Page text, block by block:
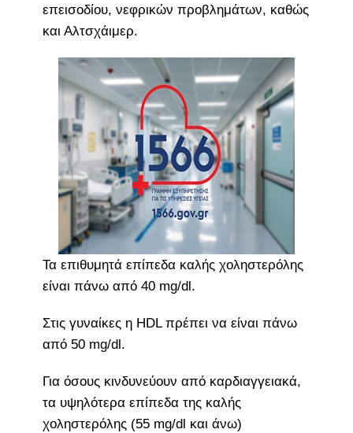
επεισοδίου, νεφρικών προβλημάτων, καθώς
και Αλτσχάιμερ.
Τα επιθυμητά επίπεδα καλής χοληστερόλης
είναι πάνω από 40 mg/dl.
Στις γυναίκες η HDL πρέπει να είναι πάνω
από 50 mg/dl.
Για όσους κινδυνεύουν από καρδιαγγειακά,
τα υψηλότερα επίπεδα της καλής
χοληστερόλης (55 mg/dl και άνω)